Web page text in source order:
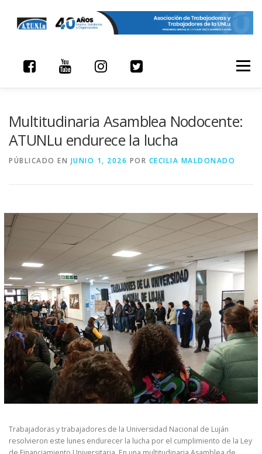
Menú
Multitudinaria Asamblea Nodocente:
ATUNLu endurece la lucha
PÚBLICADO EN JUNIO 1, 2026 POR CECILIA MALDONADO
Trabajadoras y trabajadores de la Universidad Nacional de Luján
resolvieron este lunes endurecer la lucha por el cumplimiento de la Ley